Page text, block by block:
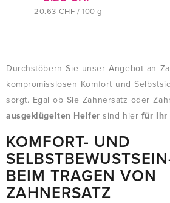
20.63 CHF / 100 g
Durchstöbern Sie unser Angebot an
kompromisslosen Komfort und
sorgt. Egal ob Sie Zahnersatz oder
ausgeklügelten Helfer sind hier für Ihr
KOMFORT- UND
BEIM TRAGEN VON
ZAHNERSATZ